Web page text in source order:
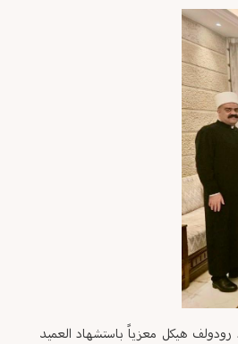
رودولف هيكل معزياً باستشهاد العميد